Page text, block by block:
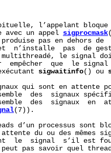
l’appelant
avec un appel
sigprocmask
produise pas en dehors
n’installe  pas  de
le signal
empêcher  que  le
sigwaitinfo() ou
qui sont en attente
des  signaux
des  signaux  en
(7)).
d’un processus sont
du ou des mêmes
le  signal  s’il est
pas savoir quel